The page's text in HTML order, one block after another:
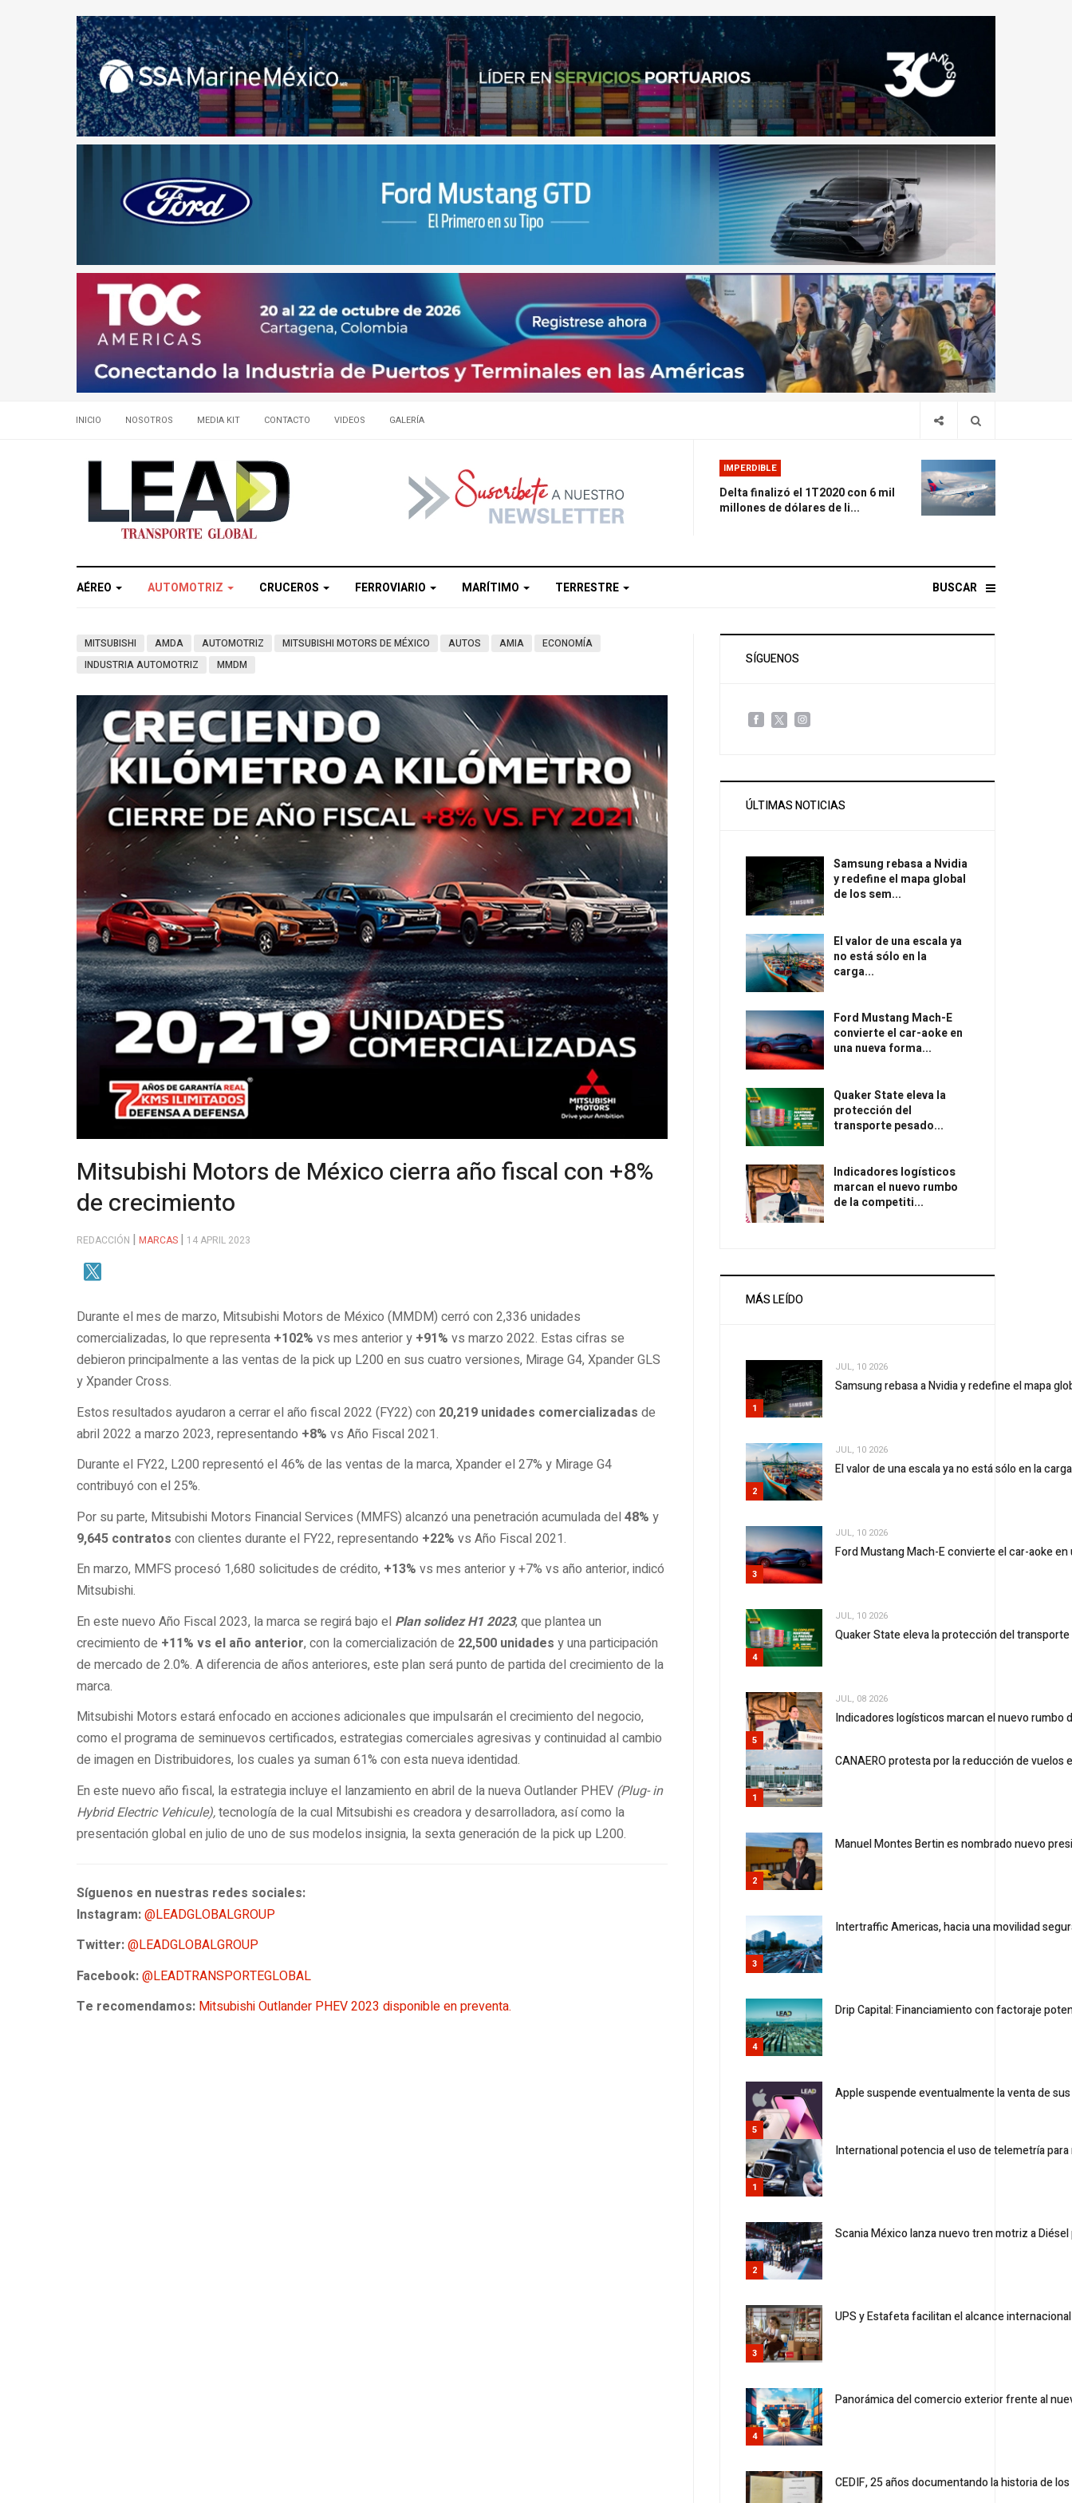
INICIO NOSOTROS MEDIA KIT CONTACTO VIDEOS GALERÍA
IMPERDIBLE
Delta finalizó el 1T2020 con 6 mil
millones de dólares de li...
AÉREO AUTOMOTRIZ CRUCEROS FERROVIARIO MARÍTIMO TERRESTRE BUSCAR
MITSUBISHI AMDA AUTOMOTRIZ MITSUBISHI MOTORS DE MÉXICO AUTOS AMIA
ECONOMÍA
INDUSTRIA AUTOMOTRIZ
MMDM
Mitsubishi Motors de México cierra año fiscal con +8%
de crecimiento
REDACCIÓN MARCAS 14 APRIL 2023
Durante el mes de marzo, Mitsubishi Motors de México (MMDM) cerró con 2,336 unidades
comercializadas, lo que representa +102% vs mes anterior y +91% vs marzo 2022. Estas cifras se
debieron principalmente a las ventas de la pick up L200 en sus cuatro versiones, Mirage G4, Xpander GLS
y Xpander Cross.
Estos resultados ayudaron a cerrar el año fiscal 2022 (FY22) con 20,219 unidades comercializadas de
abril 2022 a marzo 2023, representando +8% vs Año Fiscal 2021.
Durante el FY22, L200 representó el 46% de las ventas de la marca, Xpander el 27% y Mirage G4
contribuyó con el 25%.
Por su parte, Mitsubishi Motors Financial Services (MMFS) alcanzó una penetración acumulada del 48% y
9,645 contratos con clientes durante el FY22, representando +22% vs Año Fiscal 2021.
En marzo, MMFS procesó 1,680 solicitudes de crédito, +13% vs mes anterior y +7% vs año anterior, indicó
Mitsubishi.
En este nuevo Año Fiscal 2023, la marca se regirá bajo el Plan solidez H1 2023, que plantea un
crecimiento de +11% vs el año anterior, con la comercialización de 22,500 unidades y una participación
de mercado de 2.0%. A diferencia de años anteriores, este plan será punto de partida del crecimiento de la
marca.
Mitsubishi Motors estará enfocado en acciones adicionales que impulsarán el crecimiento del negocio,
como el programa de seminuevos certificados, estrategias comerciales agresivas y continuidad al cambio
de imagen en Distribuidores, los cuales ya suman 61% con esta nueva identidad.
En este nuevo año fiscal, la estrategia incluye el lanzamiento en abril de la nueva Outlander PHEV (Plug- in
Hybrid Electric Vehicule),tecnología de la cual Mitsubishi es creadora y desarrolladora, así como la
presentación global en julio de uno de sus modelos insignia, la sexta generación de la pick up L200.
Síguenos en nuestras redes sociales:
Instagram:@LEADGLOBALGROUP
Twitter:@LEADGLOBALGROUP
Facebook:@LEADTRANSPORTEGLOBAL
Te recomendamos: Mitsubishi Outlander PHEV 2023 disponible en preventa.
SÍGUENOS
ÚLTIMAS NOTICIAS
Samsung rebasa a Nvidia
y redefine el mapa global
de los sem...
El valor de una escala ya
no está sólo en la
carga...
Ford Mustang Mach-E
convierte el car-aoke en
una nueva forma...
Quaker State eleva la
protección del
transporte pesado...
Indicadores logísticos
marcan el nuevo rumbo
de la competiti...
MÁS LEÍDO
1
JUL, 10 2026
Samsung rebasa a Nvidia y redefine el mapa
2
JUL, 10 2026
El valor de una escala ya no está sólo en la carga
3
JUL, 10 2026
Ford Mustang Mach-E convierte el car-aoke
4
JUL, 10 2026
Quaker State eleva la protección del
5
JUL, 08 2026
Indicadores logísticos marcan el nuevo rumbo
1
CANAERO protesta por la reducción de vuelos
2
Manuel Montes Bertin es nombrado nuevo
3
Intertraffic Americas, hacia una movilidad
4
Drip Capital: Financiamiento con factoraje
5
Apple suspende eventualmente la venta de
1
International potencia el uso de telemetría
2
Scania México lanza nuevo tren motriz a
3
UPS y Estafeta facilitan el alcance
4
Panorámica del comercio exterior frente al
CEDIF, 25 años documentando la historia de